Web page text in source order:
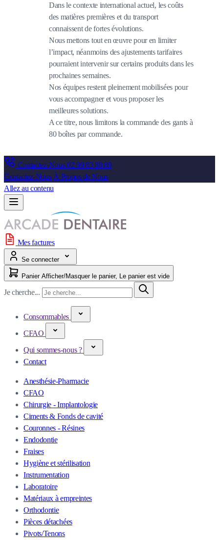
Dans le contexte international actuel, les coûts
des matières premières et du transport
connaissent de fortes évolutions.
Nous mettons tout en œuvre pour en limiter
l’impact, néanmoins des ajustements tarifaires
pourraient intervenir sur certains produits dans les
prochaines semaines.
Nos équipes restent pleinement mobilisées pour
vous accompagner et vous proposer les
meilleures solutions.
A ce titre, nous limitons la commande des gants à
80 boîtes par commande.
Contactez-Nous02 99 83 88 89
Contactez-Nous À Propos de Nous
Allez au contenu
Mes factures
Se connecter
Panier Afficher/Masquer le panier, Le panier est vide
Je cherche...
Consommables
CFAO
Qui sommes-nous ?
Contact
Anesthésie-Pharmacie
CFAO
Chirurgie - Implantologie
Ciments & Fonds de cavité
Couronnes - Résines
Endodontie
Fraises
Hygiène et stérilisation
Instrumentation
Laboratoire
Matériaux à empreintes
Orthodontie
Pièces détachées
Pivots/Tenons